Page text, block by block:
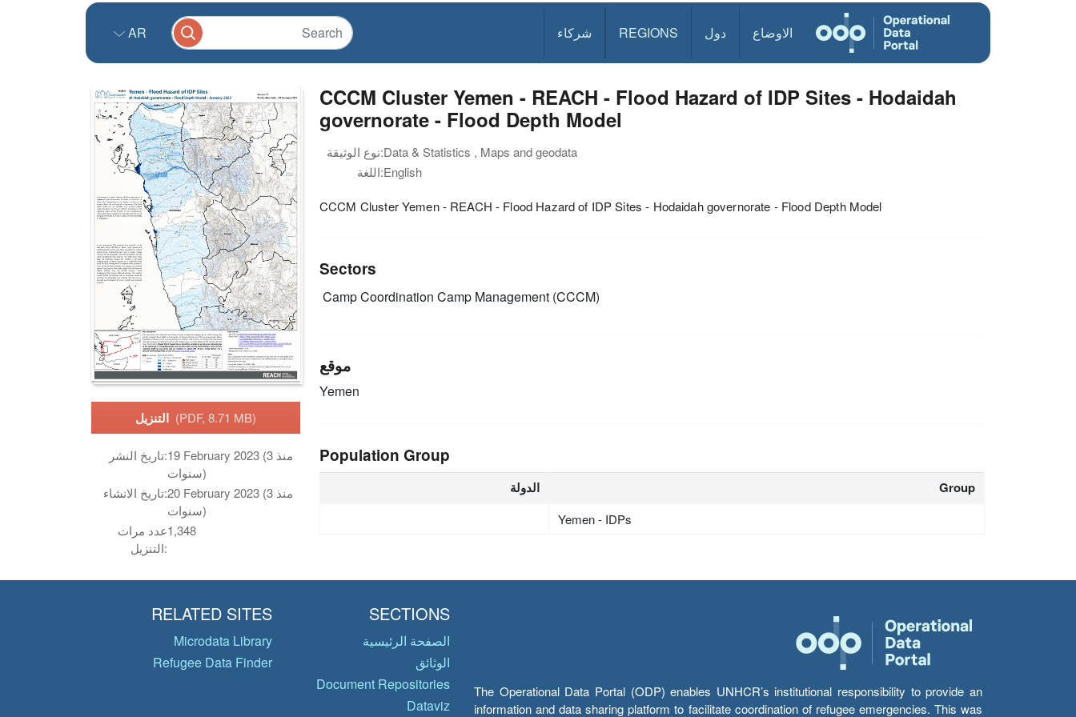
الاوضاع دول REGIONS شركاء AR
(PDF, 8.71 MB)
تاريخ النشر:19 February 2023 (منذ 3
سنوات)
تاريخ الانشاء:20 February 2023 (منذ 3
سنوات)
عدد مرات
التنزيل:
1,348
CCCM Cluster Yemen - REACH - Flood Hazard of IDP Sites - Hodaidah
governorate - Flood Depth Model
نوع الوثيقة:Data & Statistics , Maps and geodata
اللغة:English
CCCM Cluster Yemen - REACH - Flood Hazard of IDP Sites - Hodaidah governorate - Flood Depth Model
Sectors
Camp Coordination Camp Management (CCCM)
موقع
Yemen
Population Group
الدولة Group
Yemen - IDPs
The Operational Data Portal (ODP) enables UNHCR’s institutional responsibility to provide an
information and data sharing platform to facilitate coordination of refugee emergencies. This was
SECTIONS
الصفحة الرئيسية
الوثائق
Document Repositories
Dataviz
RELATED SITES
Microdata Library
Refugee Data Finder